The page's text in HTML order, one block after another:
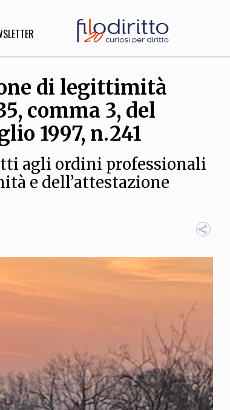
DIRITTO
INNOVAZIONE
TEAM
LIBRI PROCEEDINGS PUBBLICITÀ CONTATTI
SOCIAL MEDIA
di legittimità
comma 3, del
1997, n.241
agli ordini professionali
e dell’attestazione